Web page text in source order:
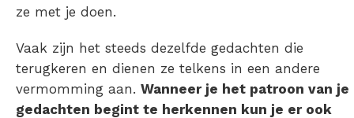
ze met je doen.
Vaak zijn het steeds dezelfde gedachten die
terugkeren en dienen ze telkens in een andere
vermomming aan. Wanneer je het patroon van je
gedachten begint te herkennen kun je er ook